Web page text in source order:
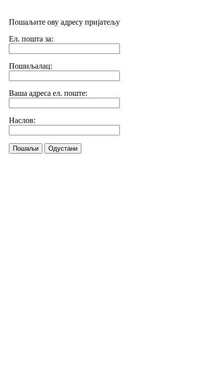
Пошаљите ову адресу пријатељу
Ел. пошта за:
Пошиљалац:
Ваша адреса ел. поште:
Наслов:
Пошаљи Одустани